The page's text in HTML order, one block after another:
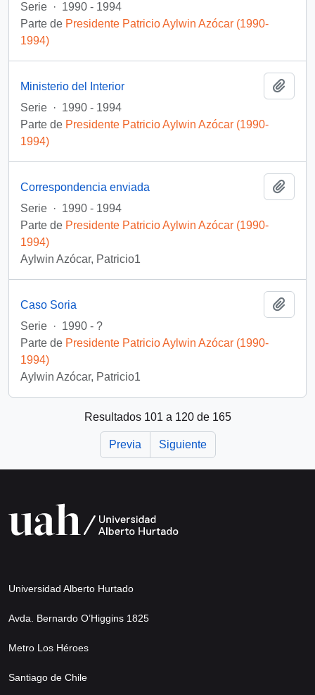
Serie · 1990 - 1994
Parte de Presidente Patricio Aylwin Azócar (1990-
1994)
Ministerio del Interior
Serie · 1990 - 1994
Parte de Presidente Patricio Aylwin Azócar (1990-
1994)
Correspondencia enviada
Serie · 1990 - 1994
Parte de Presidente Patricio Aylwin Azócar (1990-
1994)
Aylwin Azócar, Patricio1
Caso Soria
Serie · 1990 - ?
Parte de Presidente Patricio Aylwin Azócar (1990-
1994)
Aylwin Azócar, Patricio1
Resultados 101 a 120 de 165
Previa Siguiente
Universidad Alberto Hurtado
Avda. Bernardo O’Higgins 1825
Metro Los Héroes
Santiago de Chile